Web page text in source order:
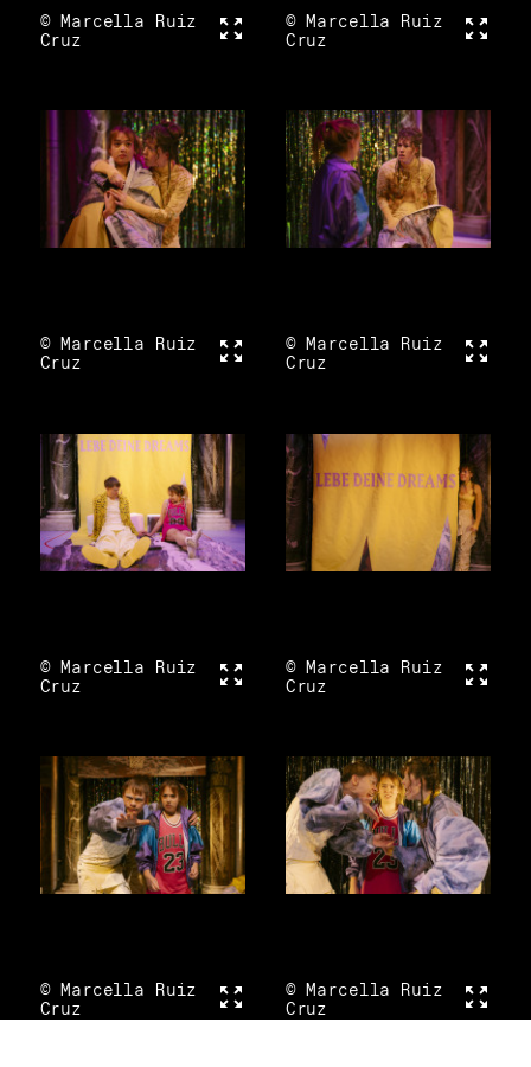
Vollbild
© Marcella Ruiz
Cruz
© Marcella Ruiz
Cruz
Vollbild
© Marcella Ruiz
Cruz
© Marcella Ruiz
Cruz
Vollbild
© Marcella Ruiz
Cruz
© Marcella Ruiz
Cruz
Vollbild
© Marcella Ruiz
Cruz
© Marcella Ruiz
Cruz